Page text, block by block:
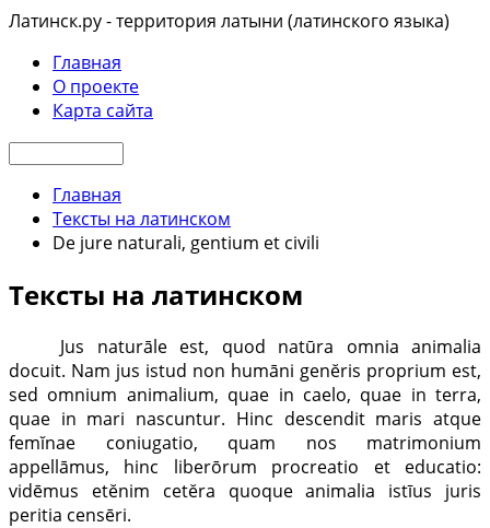
Латинск.ру - территория латыни (латинского языка)
Главная
О проекте
Карта сайта
Главная
Тексты на латинском
De jure naturali, gentium et civili
Тексты на латинском
Jus naturāle est, quod natūra omnia animalia
docuit. Nam jus istud non humāni genĕris proprium est,
sed omnium animalium, quae in caelo, quae in terra,
quae in mari nascuntur. Hinc descendit maris atque
femĭnae coniugatio, quam nos matrimonium
appellāmus, hinc liberōrum procreatio et educatio:
vidēmus etĕnim cetĕra quoque animalia istīus juris
peritia censēri.